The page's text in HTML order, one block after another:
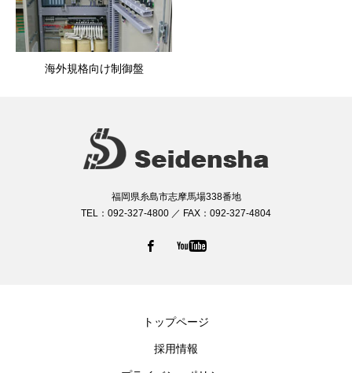
海外規格向け制御盤
福岡県糸島市志摩馬場338番地
TEL：092-327-4800 ／ FAX：092-327-4804
トップページ
採用情報